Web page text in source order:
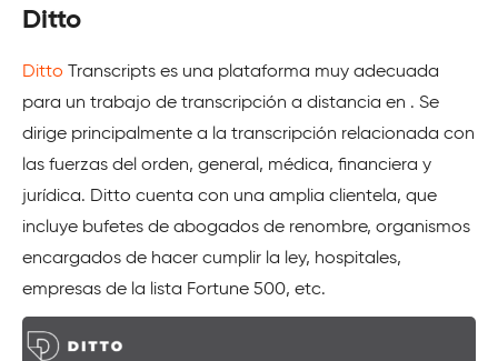
Ditto
Ditto Transcripts es una plataforma muy adecuada
para un trabajo de transcripción a distancia en . Se
dirige principalmente a la transcripción relacionada con
las fuerzas del orden, general, médica, financiera y
jurídica. Ditto cuenta con una amplia clientela, que
incluye bufetes de abogados de renombre, organismos
encargados de hacer cumplir la ley, hospitales,
empresas de la lista Fortune 500, etc.